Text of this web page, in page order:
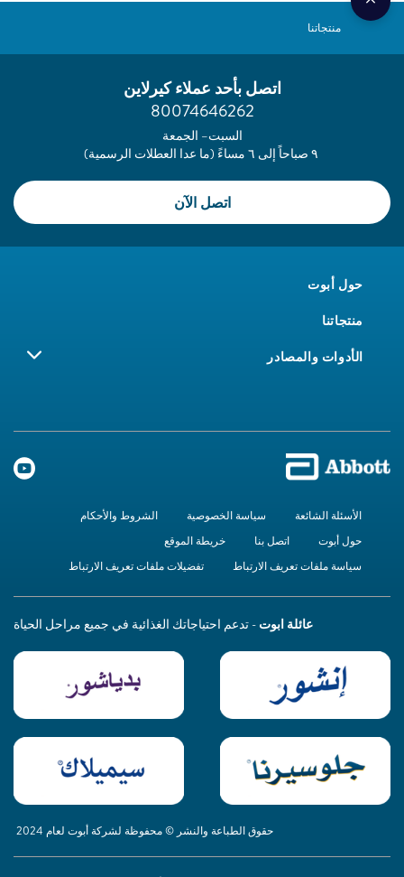
منتجاتنا
اتصل بأحد عملاء كيرلاين
80074646262
السبت– الجمعة
اتصل الآن
حول أبوت
منتجاتنا
الأدوات والمصادر
الأسئلة الشائعة سياسة الخصوصية
الشروط والأحكام
حول أبوت
اتصل بنا
خريطة الموقع
سياسة ملفات تعريف الارتباط
تفضيلات ملفات تعريف الارتباط
عائلة ابوت - تدعم احتياجاتك الغذائية في جميع مراحل الحياة
حقوق الطباعة والنشر © محفوظة لشركة أبوت لعام 2024